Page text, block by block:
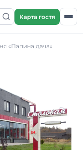
Карта гостя
«Папина дача»